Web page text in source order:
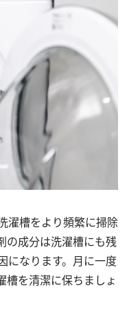
濯槽をより頻繁に掃除
の成分は洗濯槽にも残
になります。月に一度
槽を清潔に保ちましょ